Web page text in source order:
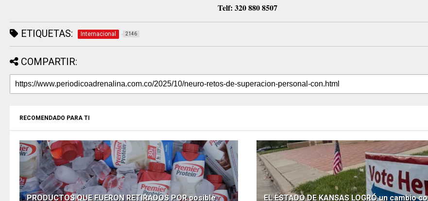
Telf: 320 880 8507
ETIQUETAS: Internacional 2146
COMPARTIR:
RECOMENDADO PARA TI
PRODUCTOS QUE FUERON RETIRADOS POR posible
EL ESTADO DE KANSAS LOGRÓ un cambio